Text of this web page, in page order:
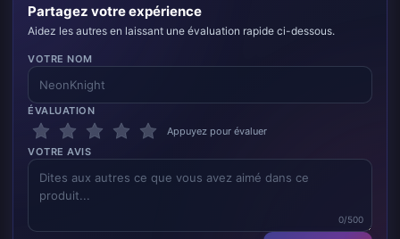
Partagez votre expérience
Aidez les autres en laissant une évaluation rapide ci-dessous.
VOTRE NOM
ÉVALUATION
Appuyez pour évaluer
VOTRE AVIS
0/500